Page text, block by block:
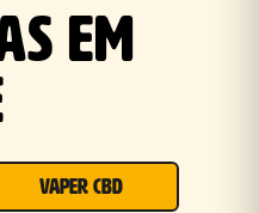
EM
VAPER CBD